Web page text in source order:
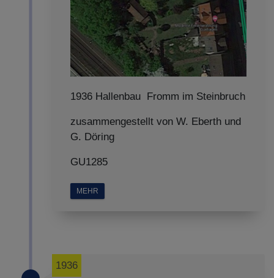
1936 Hallenbau Fromm im Steinbruch
zusammengestellt von W. Eberth und
G. Döring
GU1285
MEHR
1936